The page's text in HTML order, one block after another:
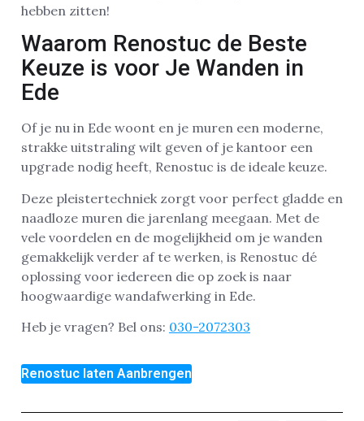
hebben zitten!
Waarom Renostuc de Beste
Keuze is voor Je Wanden in
Ede
Of je nu in Ede woont en je muren een moderne,
strakke uitstraling wilt geven of je kantoor een
upgrade nodig heeft, Renostuc is de ideale keuze.
Deze pleistertechniek zorgt voor perfect gladde en
naadloze muren die jarenlang meegaan. Met de
vele voordelen en de mogelijkheid om je wanden
gemakkelijk verder af te werken, is Renostuc dé
oplossing voor iedereen die op zoek is naar
hoogwaardige wandafwerking in Ede.
Heb je vragen? Bel ons: 030-2072303
Renostuc laten Aanbrengen